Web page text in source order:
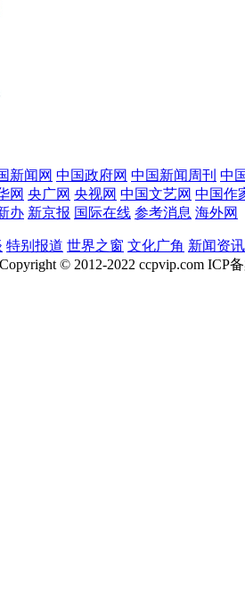
新闻网 中国政府网 中国新闻周刊 中
网 央广网 央视网 中国文艺网 中国作
办 新京报 国际在线 参考消息 海外网
特别报道 世界之窗 文化广角 新闻资讯
© 2012-2022 ccpvip.com ICP